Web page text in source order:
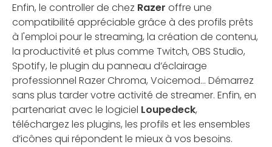
Enfin, le controller de chez Razer offre une
compatibilité appréciable grâce à des profils prêts
à l'emploi pour le streaming, la création de contenu,
la productivité et plus comme Twitch, OBS Studio,
Spotify, le plugin du panneau d’éclairage
professionnel Razer Chroma, Voicemod... Démarrez
sans plus tarder votre activité de streamer. Enfin, en
partenariat avec le logiciel Loupedeck,
téléchargez les plugins, les profils et les ensembles
d’icônes qui répondent le mieux à vos besoins.